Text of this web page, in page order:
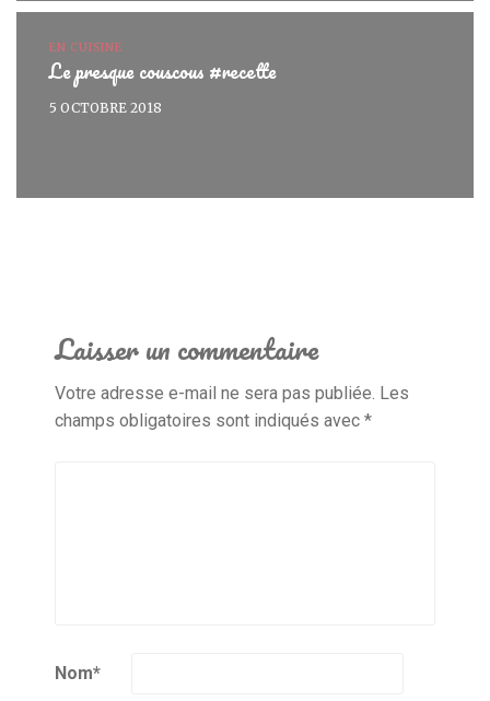
EN CUISINE
Le presque couscous #recette
5 OCTOBRE 2018
Laisser un commentaire
Votre adresse e-mail ne sera pas publiée. Les
champs obligatoires sont indiqués avec *
Nom*